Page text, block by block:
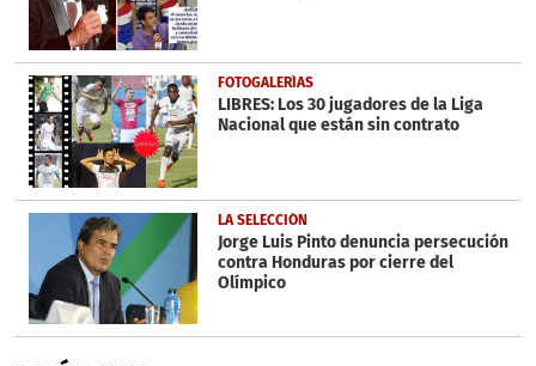
FOTOGALERÍAS
LIBRES: Los 30 jugadores de la Liga
Nacional que están sin contrato
LA SELECCIÓN
Jorge Luis Pinto denuncia persecución
contra Honduras por cierre del
Olímpico